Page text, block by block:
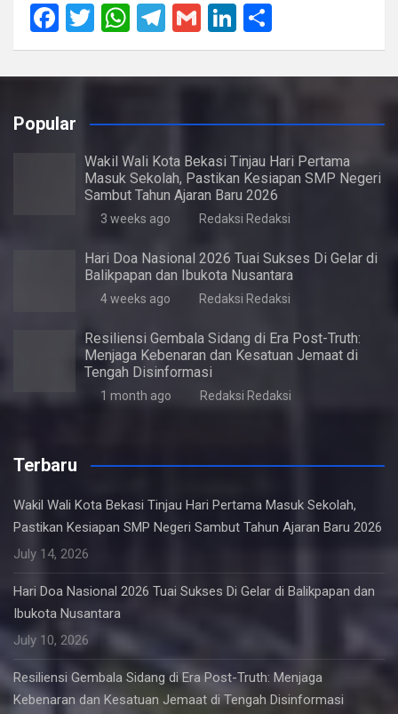
F
a
ce
o
T
wi
tt
W
h
at
A
p
p
T
el
e
a
m
G
m
ail
Li
n
ke
n
h
ar
Popular
Wakil Wali Kota Bekasi Tinjau Hari Pertama
Masuk Sekolah, Pastikan Kesiapan SMP Negeri
Sambut Tahun Ajaran Baru 2026
3 weeks ago Redaksi Redaksi
Hari Doa Nasional 2026 Tuai Sukses Di Gelar di
Balikpapan dan Ibukota Nusantara
4 weeks ago Redaksi Redaksi
Resiliensi Gembala Sidang di Era Post-Truth:
Menjaga Kebenaran dan Kesatuan Jemaat di
Tengah Disinformasi
1 month ago Redaksi Redaksi
Terbaru
Wakil Wali Kota Bekasi Tinjau Hari Pertama Masuk Sekolah,
Pastikan Kesiapan SMP Negeri Sambut Tahun Ajaran Baru 2026
July 14, 2026
Hari Doa Nasional 2026 Tuai Sukses Di Gelar di Balikpapan dan
Ibukota Nusantara
July 10, 2026
Resiliensi Gembala Sidang di Era Post-Truth: Menjaga
Kebenaran dan Kesatuan Jemaat di Tengah Disinformasi